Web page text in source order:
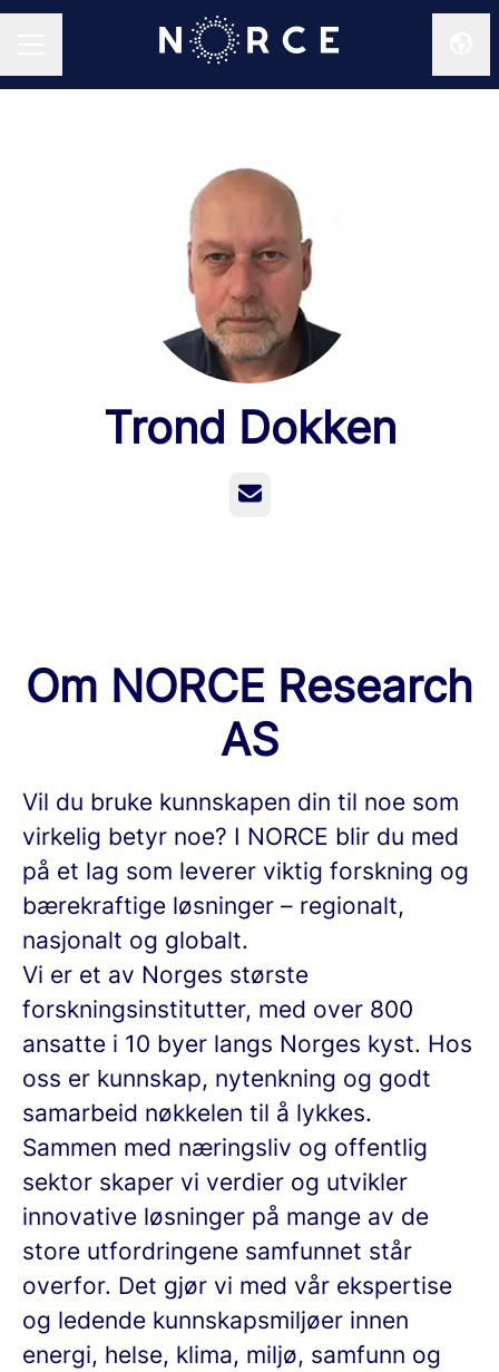
Trond Dokken
E-post
Om NORCE Research
AS
Vil du bruke kunnskapen din til noe som
virkelig betyr noe? I NORCE blir du med
på et lag som leverer viktig forskning og
bærekraftige løsninger – regionalt,
nasjonalt og globalt.
Vi er et av Norges største
forskningsinstitutter, med over 800
ansatte i 10 byer langs Norges kyst. Hos
oss er kunnskap, nytenkning og godt
samarbeid nøkkelen til å lykkes.
Sammen med næringsliv og offentlig
sektor skaper vi verdier og utvikler
innovative løsninger på mange av de
store utfordringene samfunnet står
overfor. Det gjør vi med vår ekspertise
og ledende kunnskapsmiljøer innen
energi, helse, klima, miljø, samfunn og